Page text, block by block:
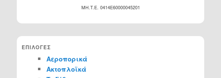
MH.T.E. 0414Ε60000045201
ΕΠΙΛΟΓΕΣ
Αεροπορικά
Ακτοπλοϊκά